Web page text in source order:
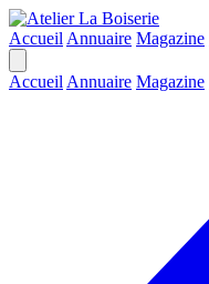
Accueil Annuaire Magazine
Accueil Annuaire Magazine